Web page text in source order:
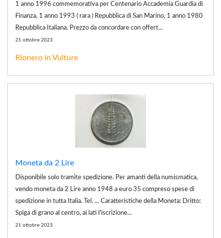
1 anno 1996 commemorativa per Centenario Accademia Guardia di
Finanza, 1 anno 1993 ( rara ) Repubblica di San Marino, 1 anno 1980
Repubblica Italiana. Prezzo da concordare con offert...
21 ottobre 2023
Rionero in Vulture
Moneta da 2 Lire
Disponibile solo tramite spedizione. Per amanti della numismatica,
vendo moneta da 2 Lire anno 1948 a euro 35 compreso spese di
spedizione in tutta Italia. Tel. ... Caratteristiche della Moneta: Dritto:
Spiga di grano al centro, ai lati l'iscrizione...
21 ottobre 2023